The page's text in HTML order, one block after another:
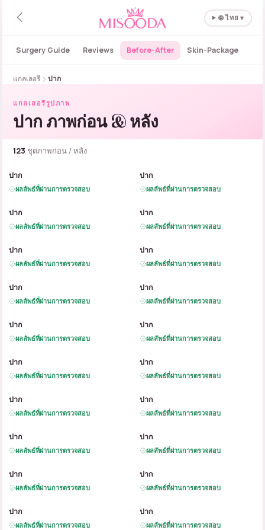
🌐 ไทย ▾
Surgery Guide Reviews Before-After Skin-Package
แกลเลอรี ปาก
แกลเลอรีรูปภาพ
ปาก ภาพก่อน & หลัง
123 ชุดภาพก่อน / หลัง
B
ปาก
ผลลัพธ์ที่ผ่านการตรวจสอบ
B
ปาก
ผลลัพธ์ที่ผ่านการตรวจสอบ
B
ปาก
ผลลัพธ์ที่ผ่านการตรวจสอบ
B
ปาก
ผลลัพธ์ที่ผ่านการตรวจสอบ
B
ปาก
ผลลัพธ์ที่ผ่านการตรวจสอบ
B
ปาก
ผลลัพธ์ที่ผ่านการตรวจสอบ
B
ปาก
ผลลัพธ์ที่ผ่านการตรวจสอบ
B
ปาก
ผลลัพธ์ที่ผ่านการตรวจสอบ
B
ปาก
ผลลัพธ์ที่ผ่านการตรวจสอบ
B
ปาก
ผลลัพธ์ที่ผ่านการตรวจสอบ
B
ปาก
ผลลัพธ์ที่ผ่านการตรวจสอบ
B
ปาก
ผลลัพธ์ที่ผ่านการตรวจสอบ
B
ปาก
ผลลัพธ์ที่ผ่านการตรวจสอบ
B
ปาก
ผลลัพธ์ที่ผ่านการตรวจสอบ
B
ปาก
ผลลัพธ์ที่ผ่านการตรวจสอบ
B
ปาก
ผลลัพธ์ที่ผ่านการตรวจสอบ
B
ปาก
ผลลัพธ์ที่ผ่านการตรวจสอบ
B
ปาก
ผลลัพธ์ที่ผ่านการตรวจสอบ
B
ปาก
ผลลัพธ์ที่ผ่านการตรวจสอบ
B
ปาก
ผลลัพธ์ที่ผ่านการตรวจสอบ